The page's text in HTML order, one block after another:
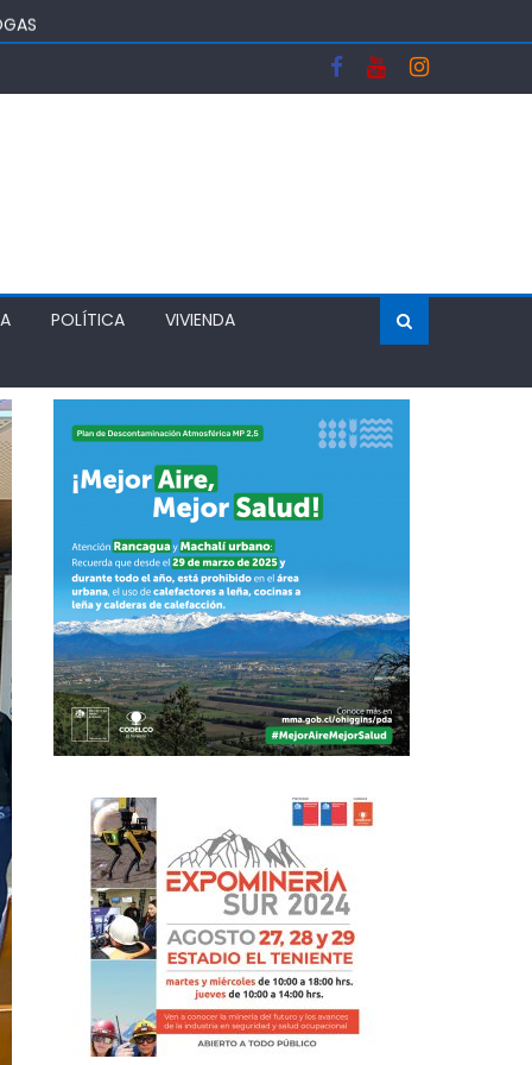
EL MÉRITO AL SISTEMA DE ADMISIÓN ESCOLAR
POLÍTICA VIVIENDA